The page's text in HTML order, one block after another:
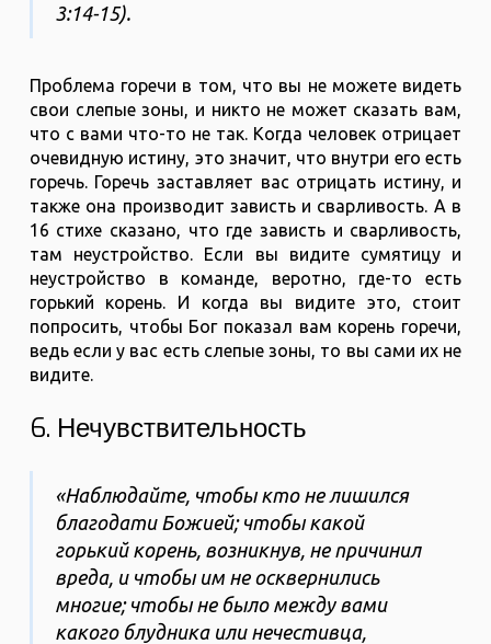
‭3‬:‭14‬-‭15‬).
Проблема горечи в том, что вы не можете видеть
свои слепые зоны, и никто не может сказать вам,
что с вами что-то не так. Когда человек отрицает
очевидную истину, это значит, что внутри его есть
горечь. Горечь заставляет вас отрицать истину, и
также она производит зависть и сварливость. А в
16 стихе сказано, что где зависть и сварливость,
там неустройство. Если вы видите сумятицу и
неустройство в команде, веротно, где-то есть
горький корень. И когда вы видите это, стоит
попросить, чтобы Бог показал вам корень горечи,
ведь если у вас есть слепые зоны, то вы сами их не
видите.
6. Нечувствительность
«Наблюдайте, чтобы кто не лишился
благодати Божией; чтобы какой
горький корень, возникнув, не причинил
вреда, и чтобы им не осквернились
многие; чтобы не было между вами
какого блудника или нечестивца,